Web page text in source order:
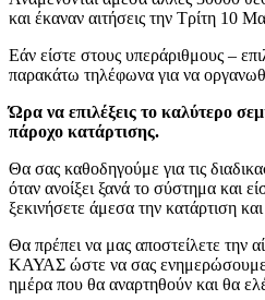
και έκαναν αιτήσεις την Τρίτη 10
Εάν είστε στους υπεράριθμους –
παρακάτω τηλέφωνα για να
Ώρα να επιλέξεις το καλύτερο
πάροχο κατάρτισης.
Θα σας καθοδηγούμε για τις
όταν ανοίξει ξανά το σύστημα και
ξεκινήσετε άμεσα την κατάρτιση
Θα πρέπει να μας αποστείλετε την
ΚΑΥΑΣ ώστε να σας ενημερώσουμε
ημέρα που θα αναρτηθούν και θα